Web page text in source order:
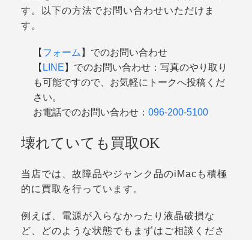
す。以下の方法でお問い合わせいただけま
す。
【 フォーム 】でのお問い合わせ
【 LINE 】でのお問い合わせ：写真のやり取り
も可能ですので、お気軽にトークへ投稿くだ
さい。
お電話でのお問い合わせ： 096-200-5100
壊れていても買取OK
当店では、故障品やジャンク品のiMacも積極
的に買取を行っています。
例えば、電源が入らなかったり液晶破損な
ど、どのような状態でもまずはご相談くださ